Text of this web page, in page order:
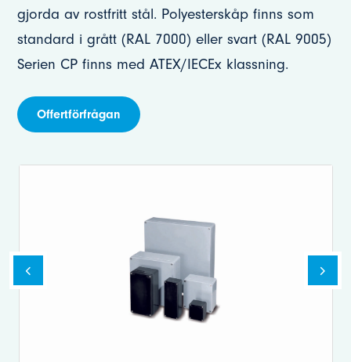
gjorda av rostfritt stål. Polyesterskåp finns som
standard i grått (RAL 7000) eller svart (RAL 9005)
Serien CP finns med ATEX/IECEx klassning.
Offertförfrågan